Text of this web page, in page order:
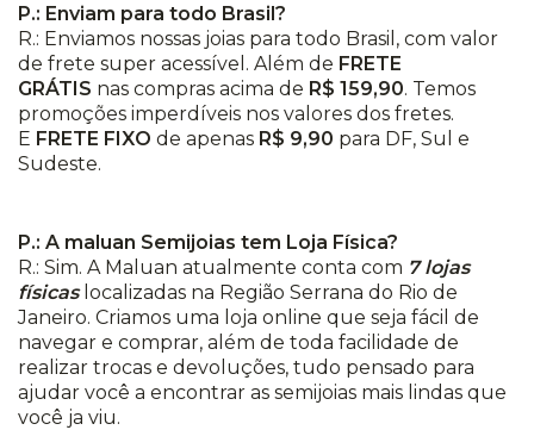
P.: Enviam para todo Brasil?
R.: Enviamos nossas joias para todo Brasil, com valor
de frete super acessível. Além de FRETE
GRÁTIS nas compras acima de R$ 159,90. Temos
promoções imperdíveis nos valores dos fretes.
E FRETE FIXO de apenas R$ 9,90 para DF, Sul e
Sudeste.
P.: A maluan Semijoias tem Loja Física?
R.: Sim. A Maluan atualmente conta com 7 lojas
físicaslocalizadas na Região Serrana do Rio de
Janeiro. Criamos uma loja online que seja fácil de
navegar e comprar, além de toda facilidade de
realizar trocas e devoluções, tudo pensado para
ajudar você a encontrar as semijoias mais lindas que
você ja viu.